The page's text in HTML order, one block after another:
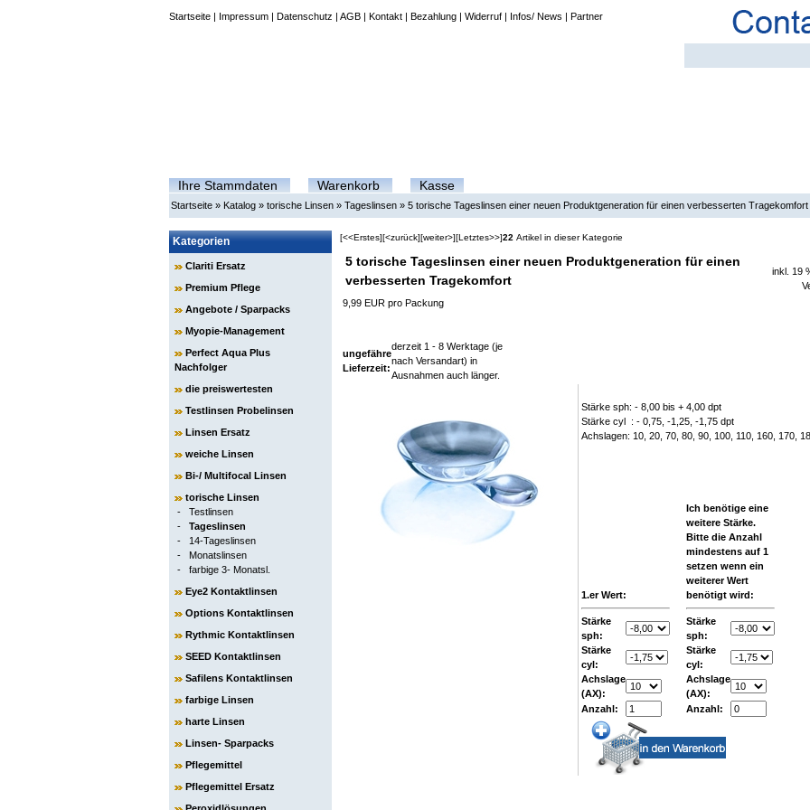
Startseite | Impressum | Datenschutz | AGB | Kontakt | Bezahlung | Widerruf | Infos/ News | Partner
Ihre Stammdaten Warenkorb Kasse
Startseite » Katalog » torische Linsen » Tageslinsen » 5 torische Tageslinsen einer neuen Produktgeneration für einen verbesserten Tragekomfort
Kategorien
Clariti Ersatz
Premium Pflege
Angebote / Sparpacks
Myopie-Management
Perfect Aqua Plus
Nachfolger
die preiswertesten
Testlinsen Probelinsen
Linsen Ersatz
weiche Linsen
Bi-/ Multifocal Linsen
torische Linsen
- Testlinsen
- Tageslinsen
- 14-Tageslinsen
- Monatslinsen
- farbige 3- Monatsl.
Eye2 Kontaktlinsen
Options Kontaktlinsen
Rythmic Kontaktlinsen
SEED Kontaktlinsen
Safilens Kontaktlinsen
farbige Linsen
harte Linsen
Linsen- Sparpacks
Pflegemittel
Pflegemittel Ersatz
[<<Erstes][<zurück][weiter>][Letztes>>]22 Artikel in dieser Kategorie
5 torische Tageslinsen einer neuen Produktgeneration für einen
verbesserten Tragekomfort
inkl. 19
9,99 EUR pro Packung
ungefähre
Lieferzeit:
derzeit 1 - 8 Werktage (je
nach Versandart) in
Ausnahmen auch länger.
Stärke sph: - 8,00 bis + 4,00 dpt
Stärke cyl : - 0,75, -1,25, -1,75 dpt
Achslagen: 10, 20, 70, 80, 90, 100, 110, 160, 170,
1.er Wert:
Ich benötige eine
weitere Stärke.
Bitte die Anzahl
mindestens auf 1
setzen wenn ein
weiterer Wert
benötigt wird:
Stärke
sph:
Stärke
sph:
Stärke
cyl:
Stärke
cyl:
Achslage
(AX):
Achslage
(AX):
Anzahl:
Anzahl: